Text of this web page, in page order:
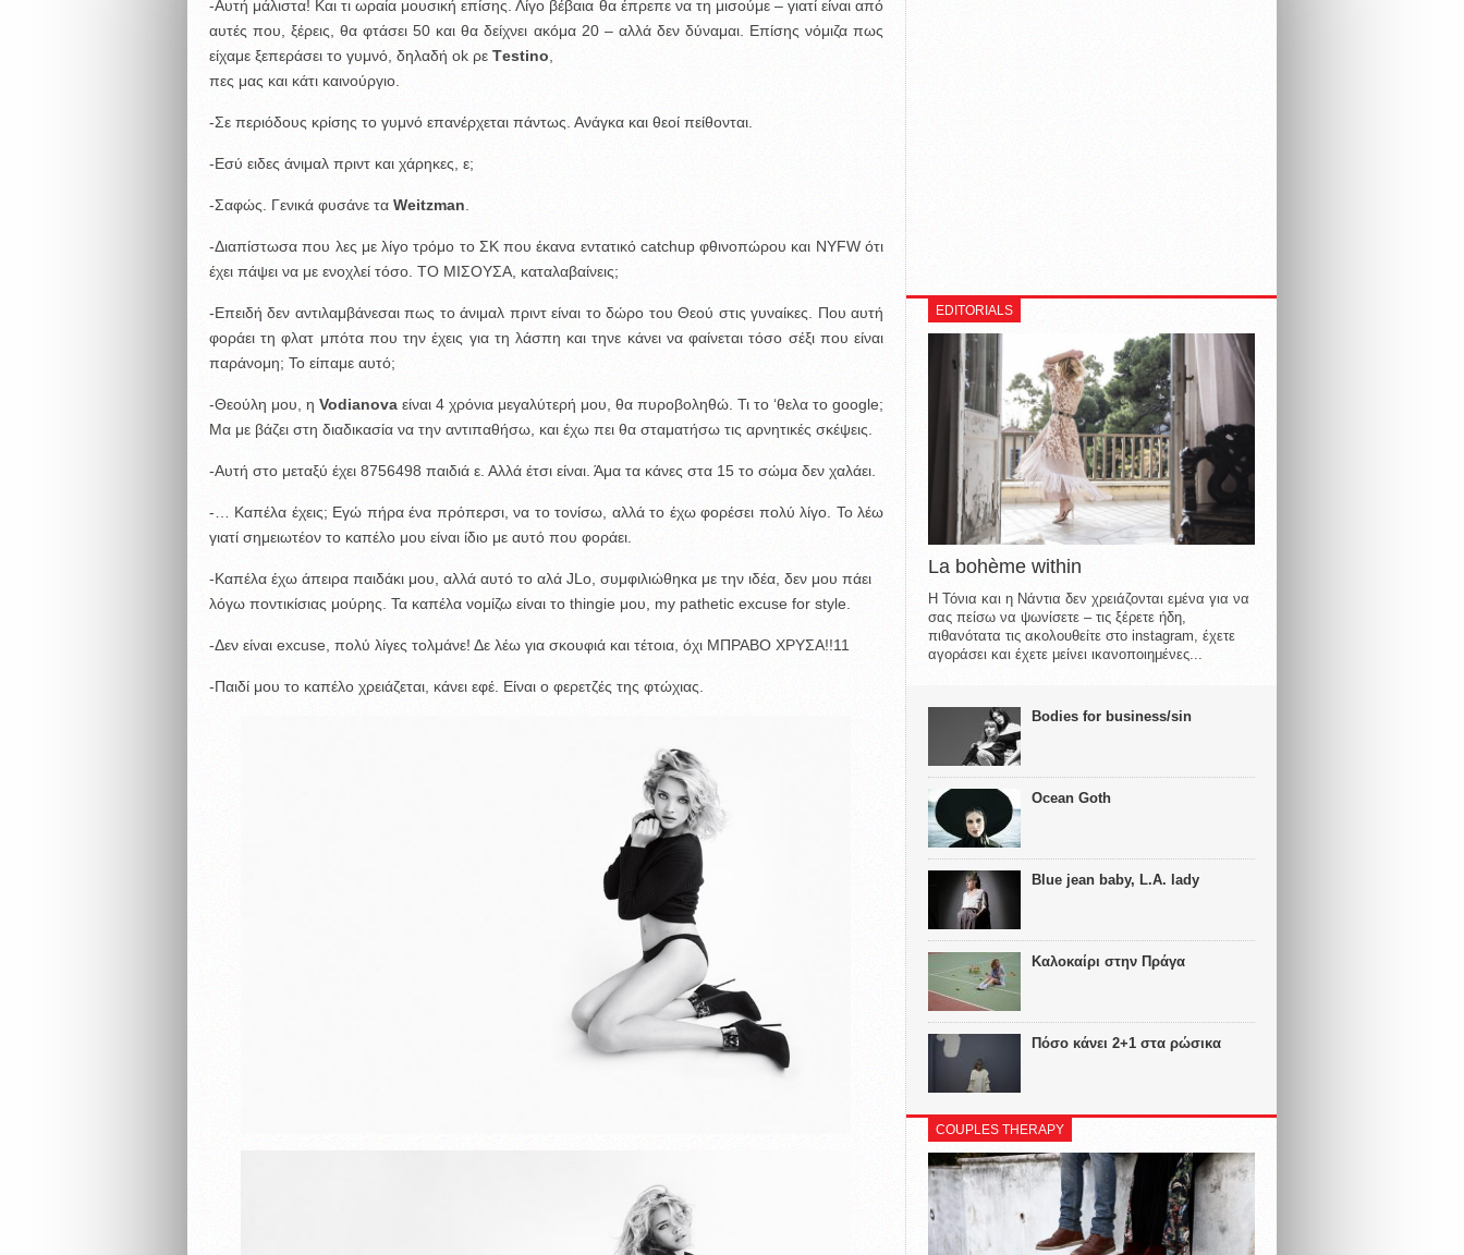
-Aυτή μάλιστα! Και τι ωραία μουσική επίσης. Λίγο βέβαια θα έπρεπε να τη μισούμε – γιατί είναι από
αυτές που, ξέρεις, θα φτάσει 50 και θα δείχνει ακόμα 20 – αλλά δεν δύναμαι. Επίσης νόμιζα πως
είχαμε ξεπεράσει το γυμνό, δηλαδή ok ρε Τestino
πες μας και κάτι καινούργιο.
-Σε περιόδους κρίσης το γυμνό επανέρχεται πάντως. Ανάγκα και θεοί πείθονται.
-Εσύ ειδες άνιμαλ πριντ και χάρηκες, ε;
-Σαφώς. Γενικά φυσάνε τα Weitzman
-Διαπίστωσα που λες με λίγο τρόμο το ΣΚ που έκανα εντατικό catchup φθινοπώρου και NYFW ότι
έχει πάψει να με ενοχλεί τόσο. ΤΟ ΜΙΣΟΥΣΑ, καταλαβαίνεις;
-Επειδή δεν αντιλαμβάνεσαι πως το άνιμαλ πριντ είναι το δώρο του Θεού στις γυναίκες. Που αυτή
φοράει τη φλατ μπότα που την έχεις για τη λάσπη και τηνε κάνει να φαίνεται τόσο σέξι που είναι
παράνομη; To είπαμε αυτό;
-Θεούλη μου, η Vodianovaείναι 4 χρόνια μεγαλύτερή μου, θα πυροβοληθώ. Τι το ‘θελα το google;
Μα με βάζει στη διαδικασία να την αντιπαθήσω, και έχω πει θα σταματήσω τις αρνητικές σκέψεις.
-Αυτή στο μεταξύ έχει 8756498 παιδιά ε. Αλλά έτσι είναι. Άμα τα κάνες στα 15 το σώμα δεν χαλάει.
-… Καπέλα έχεις; Εγώ πήρα ένα πρόπερσι, να το τονίσω, αλλά το έχω φορέσει πολύ λίγο. To λέω
γιατί σημειωτέον το καπέλο μου είναι ίδιο με αυτό που φοράει.
-Καπέλα έχω άπειρα παιδάκι μου, αλλά αυτό το αλά JLo, συμφιλιώθηκα με την ιδέα, δεν μου πάει
λόγω ποντικίσιας μούρης. Τα καπέλα νομίζω είναι το thingie μου, my pathetic excuse for style.
-Δεν είναι excuse, πολύ λίγες τολμάνε! Δε λέω για σκουφιά και τέτοια, όχι ΜΠΡΑΒΟ ΧΡΥΣΑ!!11
-Παιδί μου το καπέλο χρειάζεται, κάνει εφέ. Είναι ο φερετζές της φτώχιας.
EDITORIALS
La bohème within
Η Τόνια και η Νάντια δεν χρειάζονται εμένα για να
σας πείσω να ψωνίσετε – τις ξέρετε ήδη,
πιθανότατα τις ακολουθείτε στο instagram, έχετε
αγοράσει και έχετε μείνει ικανοποιημένες...
Bodies for business/sin
Ocean Goth
Blue jean baby, L.A. lady
Καλοκαίρι στην Πράγα
Πόσο κάνει 2+1 στα ρώσικα
COUPLES THERAPY